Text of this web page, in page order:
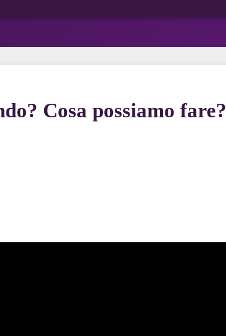
Cosa possiamo fare?